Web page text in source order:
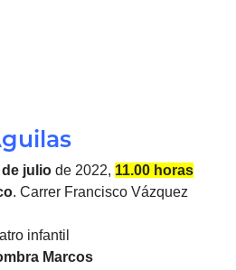
de julio de 2022, 11.00 horas
. Carrer Francisco Vázquez
infantil
Marcos